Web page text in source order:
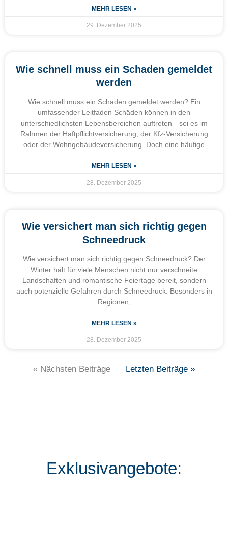
MEHR LESEN »
29. Dezember 2025
Wie schnell muss ein Schaden gemeldet
werden
Wie schnell muss ein Schaden gemeldet werden? Ein
umfassender Leitfaden Schäden können in den
unterschiedlichsten Lebensbereichen auftreten—sei es im
Rahmen der Haftpflichtversicherung, der Kfz-Versicherung
oder der Wohngebäudeversicherung. Doch eine häufige
MEHR LESEN »
28. Dezember 2025
Wie versichert man sich richtig gegen
Schneedruck
Wie versichert man sich richtig gegen Schneedruck? Der
Winter hält für viele Menschen nicht nur verschneite
Landschaften und romantische Feiertage bereit, sondern
auch potenzielle Gefahren durch Schneedruck. Besonders in
Regionen,
MEHR LESEN »
28. Dezember 2025
« Nächsten Beiträge Letzten Beiträge »
Exklusivangebote: